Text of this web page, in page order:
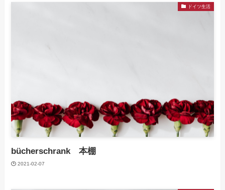
ドイツ生活
bücherschrank 本棚
2021-02-07